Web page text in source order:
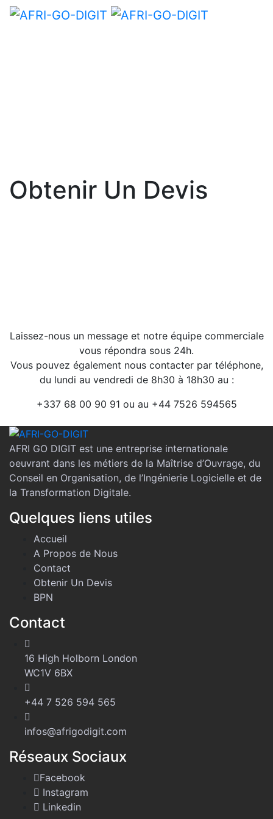
Obtenir Un Devis
Laissez-nous un message et notre équipe commerciale
vous répondra sous 24h.
Vous pouvez également nous contacter par téléphone,
du lundi au vendredi de 8h30 à 18h30 au :
+337 68 00 90 91 ou au +44 7526 594565
AFRI GO DIGIT est une entreprise internationale
oeuvrant dans les métiers de la Maîtrise d’Ouvrage, du
Conseil en Organisation, de l’Ingénierie Logicielle et de
la Transformation Digitale.
Quelques liens utiles
Accueil
A Propos de Nous
Contact
Obtenir Un Devis
BPN
Contact
16 High Holborn London
WC1V 6BX
+44 7 526 594 565
infos@afrigodigit.com
Réseaux Sociaux
Facebook
Instagram
Linkedin